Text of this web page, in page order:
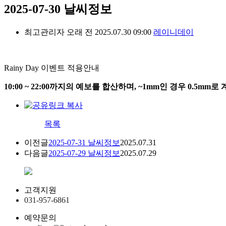
2025-07-30 날씨정보
최고관리자 오래 전 2025.07.30 09:00 레이니데이
Rainy Day 이벤트 적용안내
10:00 ~ 22:00까지의 예보를 합산하며, ~1mm인 경우 0.5mm로
목록
이전글2025-07-31 날씨정보 2025.07.31
다음글2025-07-29 날씨정보 2025.07.29
고객지원
031-957-6861
예약문의